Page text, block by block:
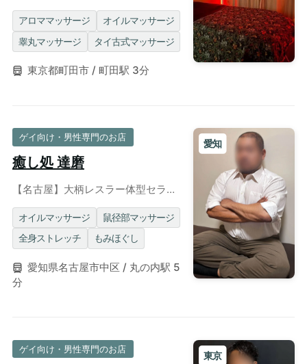
167✖️62✖️45
アロママッサージ
オイルマッサージ
睾丸マッサージ
タイ古式マッサージ
東京都町田市 / 町田駅 3分
愛知
ゲイ向け・男性専門のお店
癒し処 達磨
【名古屋】大柄レスラー体型セラピ
ージ◎個室・出張対応
オイルマッサージ
鼠径部マッサージ
全身ストレッチ
もみほぐし
愛知県名古屋市中区 / 丸の内駅 5
分
東京
ゲイ向け・男性専門のお店